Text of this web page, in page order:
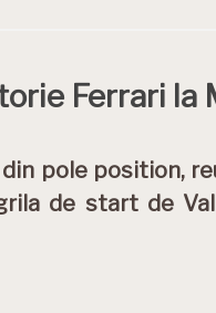
Ferrari
pole position,
de start de